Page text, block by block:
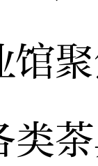
馆
类